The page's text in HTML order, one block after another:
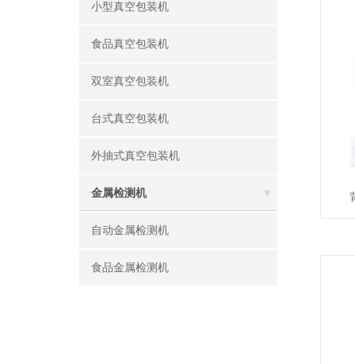
小型真空包装机
食品真空包装机
双室真空包装机
台式真空包装机
外抽式真空包装机
金属检测机
自动金属检测机
食品金属检测机